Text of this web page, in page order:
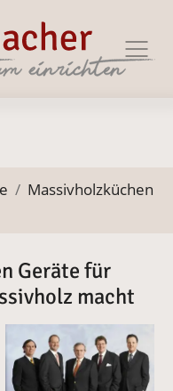
Massivholzküchen
Geräte für
macht
Vergrößerte Version